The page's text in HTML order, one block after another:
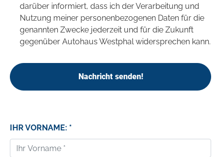
darüber informiert, dass ich der Verarbeitung und
Nutzung meiner personenbezogenen Daten für die
genannten Zwecke jederzeit und für die Zukunft
gegenüber Autohaus Westphal widersprechen kann.
Nachricht senden!
IHR VORNAME: *